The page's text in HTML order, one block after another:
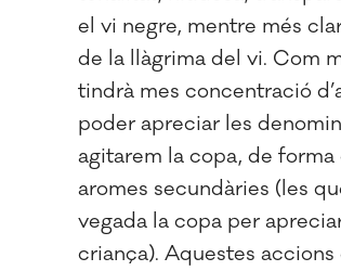
el vi negre, mentre més
de la llàgrima del vi. Com
tindrà mes concentració
poder apreciar les
agitarem la copa, de
aromes secundàries (les
vegada la copa per
criança). Aquestes